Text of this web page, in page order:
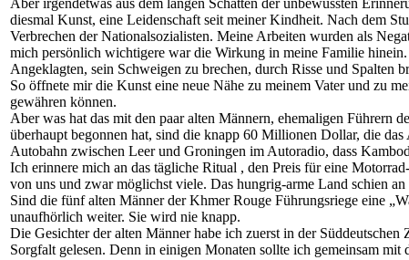
Aber irgendetwas aus dem langen Schatten der unbewussten
diesmal Kunst, eine Leidenschaft seit meiner Kindheit. Nach dem
Verbrechen der Nationalsozialisten. Meine Arbeiten wurden als
mich persönlich wichtigere war die Wirkung in meine Familie
Angeklagten, sein Schweigen zu brechen, durch Risse und Spalten
So öffnete mir die Kunst eine neue Nähe zu meinem Vater und zu
gewähren können.
Aber was hat das mit den paar alten Männern, ehemaligen Führern
überhaupt begonnen hat, sind die knapp 60 Millionen Dollar, die
Autobahn zwischen Leer und Groningen im Autoradio, dass
Ich erinnere mich an das tägliche Ritual , den Preis für eine
von uns und zwar möglichst viele. Das hungrig-arme Land schien
Sind die fünf alten Männer der Khmer Rouge Führungsriege eine
unaufhörlich weiter. Sie wird nie knapp.
Die Gesichter der alten Männer habe ich zuerst in der
Sorgfalt gelesen. Denn in einigen Monaten sollte ich gemeinsam